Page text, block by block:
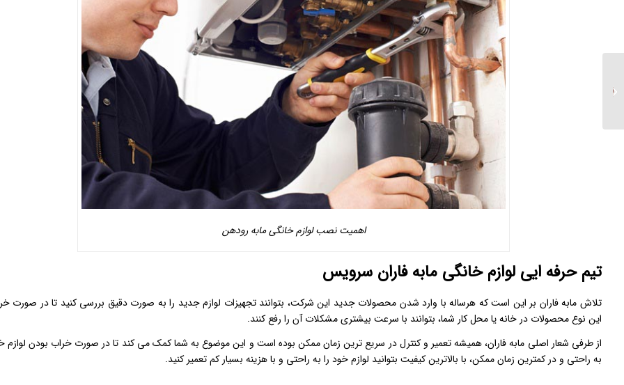
اهمیت نصب لوازم خانگی مابه رودهن
تیم حرفه ایی لوازم خانگی مابه فاران سرویس
تلاش مابه فاران بر این است که هرساله با وارد شدن محصولات جدید این شرکت، بتوانند تجهیزات لوازم جدید را به صورت دقیق بررسی کنید تا در صورت
این نوع محصولات در خانه یا محل کار شما، بتوانند با سرعت بیشتری مشکلات آن را رفع کنند.
از طرفی شعار اصلی مابه فاران، همیشه تعمیر و کنترل در سریع ترین زمان ممکن بوده است و این موضوع به شما کمک می کند تا در صورت خراب بودن لوازم
به راحتی و در کمترین زمان ممکن، با بالاترین کیفیت بتوانید لوازم خود را به راحتی و با هزینه بسیار کم تعمیر کنید.
لوله مویی یخچال